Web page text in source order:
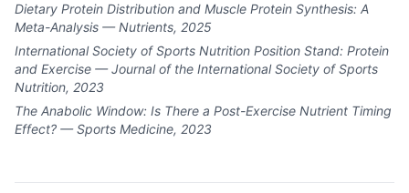
Dietary Protein Distribution and Muscle Protein Synthesis: A
Meta-Analysis — Nutrients, 2025
International Society of Sports Nutrition Position Stand: Protein
and Exercise — Journal of the International Society of Sports
Nutrition, 2023
The Anabolic Window: Is There a Post-Exercise Nutrient Timing
Effect? — Sports Medicine, 2023